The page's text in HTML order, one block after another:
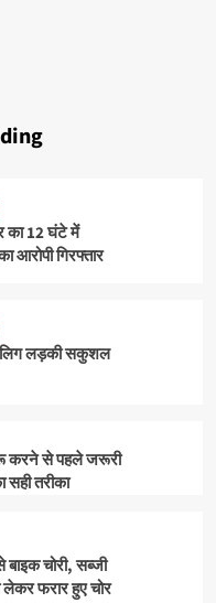
का 12 घंटे में
आरोपी गिरफ्तार
लड़की सकुशल
करने से पहले जरूरी
तरीका
बाइक चोरी, सब्जी
फरार हुए चोर